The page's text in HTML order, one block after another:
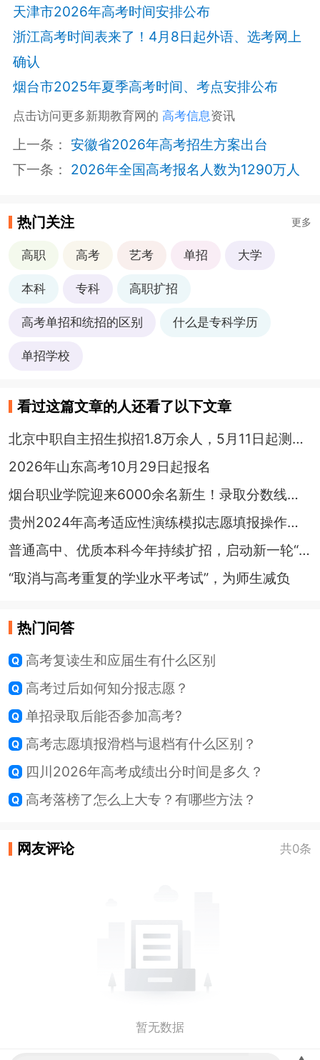
天津市2026年高考时间安排公布
浙江高考时间表来了！4月8日起外语、选考网上
确认
烟台市2025年夏季高考时间、考点安排公布
点击访问更多新期教育网的 高考信息资讯
上一条： 安徽省2026年高考招生方案出台
下一条： 2026年全国高考报名人数为1290万人
热门关注 更多
高职 高考 艺考 单招 大学
本科 专科 高职扩招
高考单招和统招的区别 什么是专科学历
单招学校
看过这篇文章的人还看了以下文章
北京中职自主招生拟招1.8万余人，5月11日起测试专业能力
2026年山东高考10月29日起报名
烟台职业学院迎来6000余名新生！录取分数线位居全省前列
贵州2024年高考适应性演练模拟志愿填报操作指南（电脑端）
普通高中、优质本科今年持续扩招，启动新一轮“双一流”建设
“取消与高考重复的学业水平考试”，为师生减负
热门问答
高考复读生和应届生有什么区别
高考过后如何知分报志愿？
单招录取后能否参加高考?
高考志愿填报滑档与退档有什么区别？
四川2026年高考成绩出分时间是多久？
高考落榜了怎么上大专？有哪些方法？
网友评论 共0条
暂无数据